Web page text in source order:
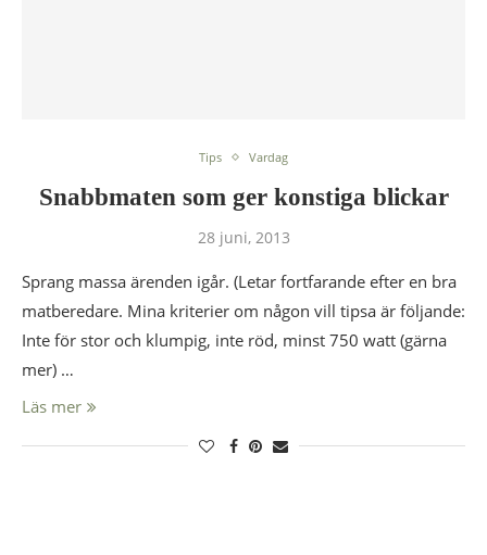
Tips Vardag
Snabbmaten som ger konstiga blickar
28 juni, 2013
Sprang massa ärenden igår. (Letar fortfarande efter en bra
matberedare. Mina kriterier om någon vill tipsa är följande:
Inte för stor och klumpig, inte röd, minst 750 watt (gärna
mer) …
Läs mer